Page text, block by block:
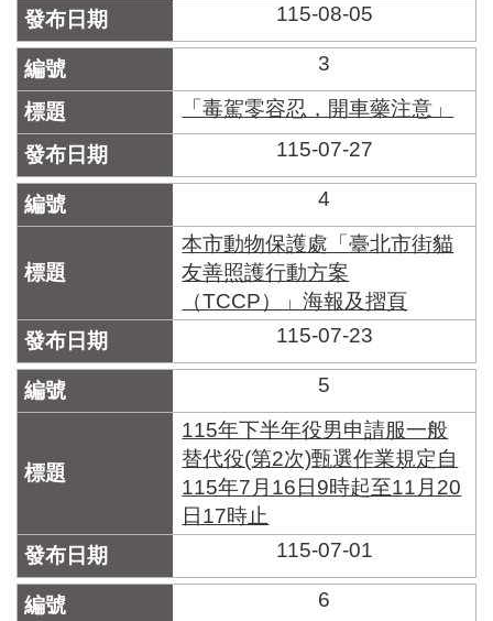
臺
北
市
區
里
界
說
臺
北
鄰
長
冊
115-08-05
3
「毒駕零容忍，開車藥注意」
115-07-27
4
本市動物保護處「臺北市街貓
友善照護行動方案
（TCCP）」海報及摺頁
115-07-23
5
115年下半年役男申請服一般
替代役(第2次)甄選作業規定自
115年7月16日9時起至11月20
日17時止
115-07-01
6